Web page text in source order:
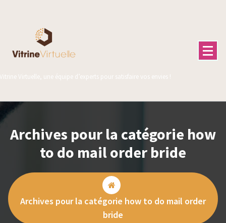
Vitrine Virtuelle, une équipe d’experts pour satisfaire vos envies !
Archives pour la catégorie how
to do mail order bride
Archives pour la catégorie how to do mail order
bride